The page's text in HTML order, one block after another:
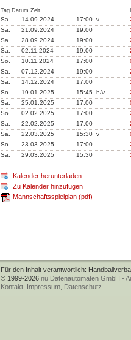
Tag Datum Zeit
Sa. 14.09.2024 17:00 v
Sa.
21.09.2024 19:00
Sa.
28.09.2024 19:00
Sa.
02.11.2024 19:00
So.
10.11.2024 17:00
Sa.
07.12.2024 19:00
Sa.
14.12.2024 17:00
So.
19.01.2025 15:45 h/v
Sa.
25.01.2025 17:00
So.
02.02.2025 17:00
Sa.
22.02.2025 17:00
Sa.
22.03.2025 15:30 v
So.
23.03.2025 17:00
Sa.
29.03.2025 15:30
Kalender herunterladen
Zu Kalender hinzufügen
Mannschaftsspielplan (pdf)
Für den Inhalt verantwortlich:
© 1999-2026 nu Datenautomaten GmbH -
Kontakt Impressum Datenschutz